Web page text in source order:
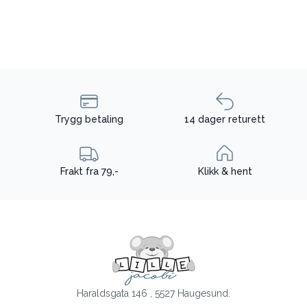
Trygg betaling 14 dager returett
Frakt fra 79,- Klikk & hent
Haraldsgata 146 , 5527 Haugesund.